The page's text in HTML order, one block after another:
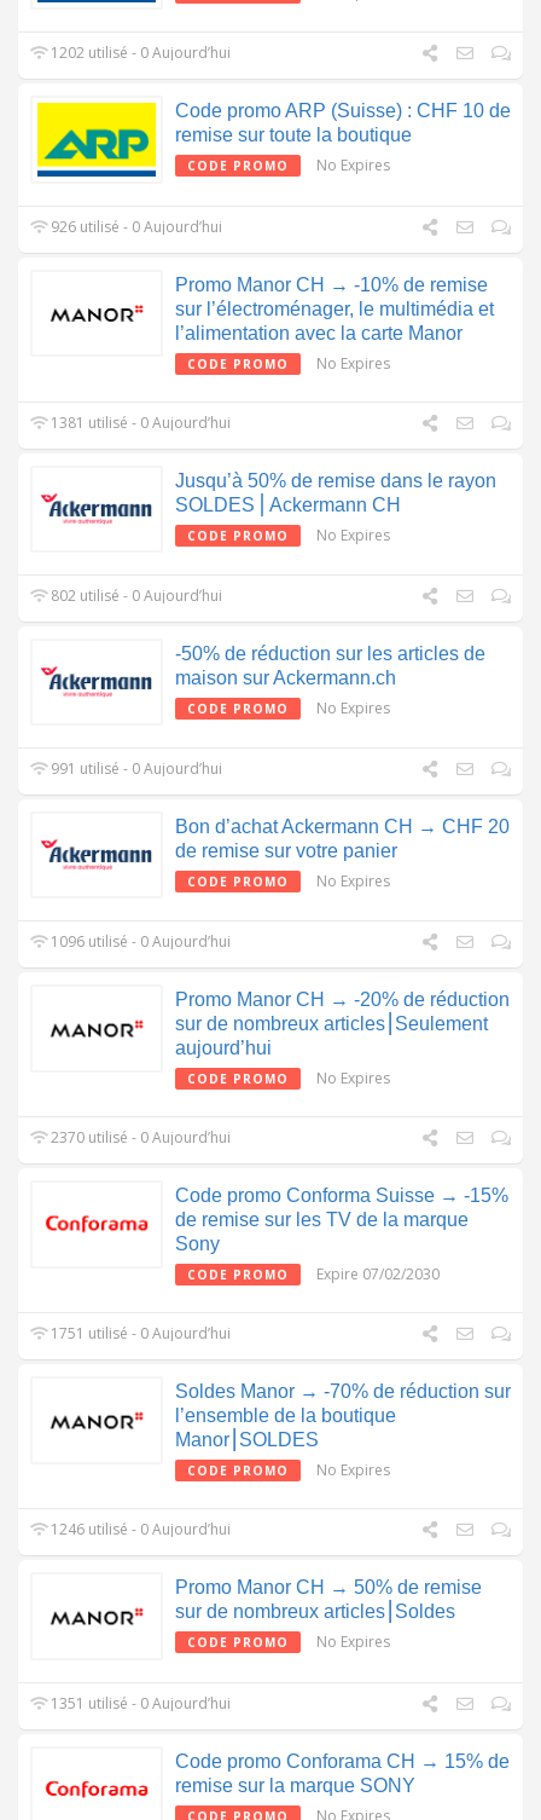
1202 utilisé - 0 Aujourd’hui
Code promo ARP (Suisse) : CHF 10 de
remise sur toute la boutique
CODE PROMO No Expires
926 utilisé - 0 Aujourd’hui
Promo Manor CH → -10% de remise
sur l’électroménager, le multimédia et
l’alimentation avec la carte Manor
CODE PROMO No Expires
1381 utilisé - 0 Aujourd’hui
Jusqu’à 50% de remise dans le rayon
SOLDES⎪Ackermann CH
CODE PROMO No Expires
802 utilisé - 0 Aujourd’hui
-50% de réduction sur les articles de
maison sur Ackermann.ch
CODE PROMO No Expires
991 utilisé - 0 Aujourd’hui
Bon d’achat Ackermann CH → CHF 20
de remise sur votre panier
CODE PROMO No Expires
1096 utilisé - 0 Aujourd’hui
Promo Manor CH → -20% de réduction
sur de nombreux articles⎮Seulement
aujourd’hui
CODE PROMO No Expires
2370 utilisé - 0 Aujourd’hui
Code promo Conforma Suisse → -15%
de remise sur les TV de la marque
Sony
CODE PROMO Expire 07/02/2030
1751 utilisé - 0 Aujourd’hui
Soldes Manor → -70% de réduction sur
l’ensemble de la boutique
Manor⎮SOLDES
CODE PROMO No Expires
1246 utilisé - 0 Aujourd’hui
Promo Manor CH → 50% de remise
sur de nombreux articles⎮Soldes
CODE PROMO No Expires
1351 utilisé - 0 Aujourd’hui
Code promo Conforama CH → 15% de
remise sur la marque SONY
CODE PROMO No Expires